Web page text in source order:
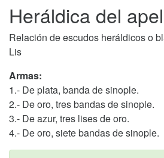
Heráldica del
Relación de escudos heráldicos o
Lis
Armas:
1.- De plata, banda de sinople.
2.- De oro, tres bandas de sinople.
3.- De azur, tres lises de oro.
4.- De oro, siete bandas de sinople.